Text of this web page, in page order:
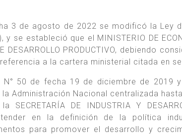
3 de agosto de 2022 se modificó la Ley
se estableció que el MINISTERIO DE
PRODUCTIVO, debiendo
a la cartera ministerial citada en
50 de fecha 19 de diciembre de 2019
Administración Nacional centralizada
DE INDUSTRIA Y
en la definición de la política
para promover el desarrollo y